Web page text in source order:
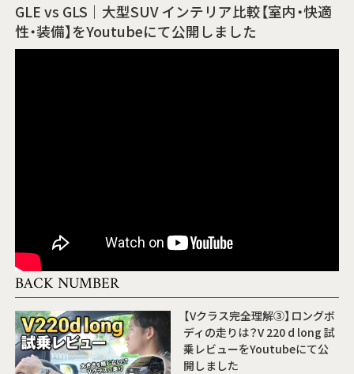
GLE vs GLS｜大型SUV インテリア比較【室内・快適
性・装備】をYoutubeにて公開しました
BACK NUMBER
【Vクラス完全理解③】ロングボ
ディの走りは？V 220 d long 試
乗レビューをYoutubeにて公
開しました